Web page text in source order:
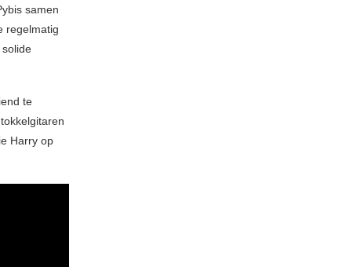
samen
regelmatig
solide
te
Harry op